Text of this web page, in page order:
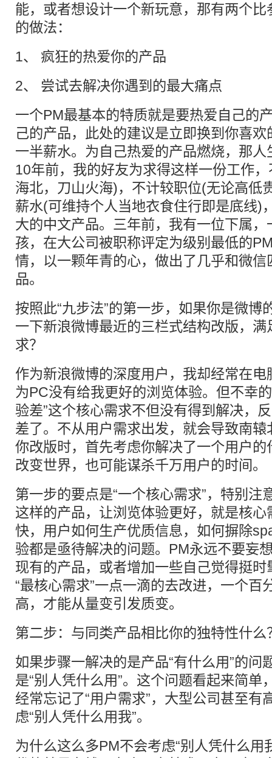
能，或者想设计一个新玩意，那有两个比
的做法：
1、 疯狂的热爱你的产品
2、 尝试去解决你遇到的最大痛点
一个PM最基本的特质就是要热爱自己的
己的产品，此处的建议是立即换到你喜
一半薪水。为自己热爱的产品燃烧，那
10年前，我的好友为求得这样一份工作
海北，刀山火海)，不计较职位(无论高低
薪水(可维持个人当地衣食住行即是底线)
大的中文产品。三年前，我有一位下属
孩，在大公司被职称评定为级别最低的
情，以一颗年青的心，做出了几乎和微
品。
按照此“九步法”的第一步，如果你是微博
一下新浪微博最近的三栏式结构改版，
求？
作为新浪微博的深度用户，我却经常在
为PC没有给我更好的浏览体验。但不幸
验差”这个核心需求不但没有得到解决，
差了。不从用户需求出发，就会导致南
你改版时，首先考虑你解决了一个用户
改变世界，也可能谋杀千万用户的时间。
第一步的要点是“一个核心需求”，特别注
这样的产品，让浏览体验更好，就是核
快，用户如何生产优质信息，如何摒除
验都是亟待解决的问题。PM永远不要妄
现有的产品，或者增加一些自己觉得挺
“最核心需求”一点一滴的去改进，一个百
高，才能从量变引发质变。
第二步：与同类产品相比你的独特性什么
如果步骤一解决的是产品“有什么用”的问
是“别人凭什么用”。这个问题看起来简单
经常忘记了“用户需求”，大型公司甚至有
虑“别人凭什么用我”。
为什么这么多PM不会考虑“别人凭什么用